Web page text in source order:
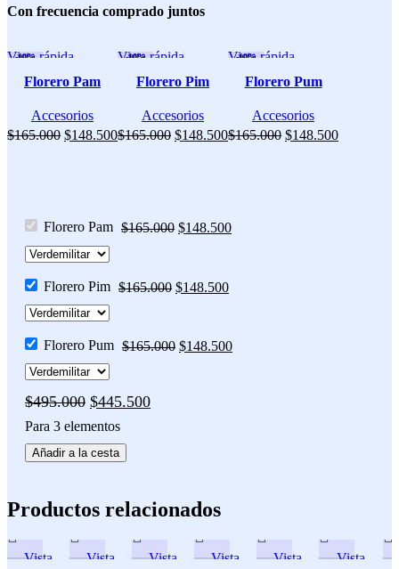
Con frecuencia comprado juntos
-10%
Vista rápida
Florero Pam
Accesorios
$165.000 $148.500
-10%
Vista rápida
Florero Pim
Accesorios
$165.000 $148.500
-10%
Vista rápida
Florero Pum
Accesorios
$165.000 $148.500
Florero Pam $165.000 $148.500
Florero Pim $165.000 $148.500
Florero Pum $165.000 $148.500
$495.000 $445.500
Para 3 elementos
Añadir a la cesta
Productos relacionados
Vista
Vista
Vista
Vista
Vista
Vista